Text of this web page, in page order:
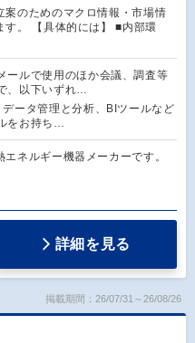
案のためのマクロ情報・市場情
す。 【具体的には】 ■内部環
ールで使用のほか会議、調査等
、以下いずれ…
ータ管理と分析、BIツールなど
をお持ち…
ネルギー機器メーカーです。
詳細を見る
掲載期間：26/07/31～26/08/26